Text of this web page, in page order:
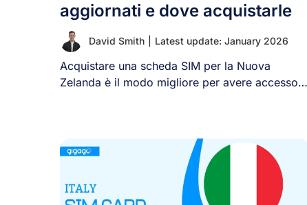
aggiornati e dove acquistarle
David Smith Latest update: January 2026
Acquistare una scheda SIM per la Nuova
Zelanda è il modo migliore per avere accesso